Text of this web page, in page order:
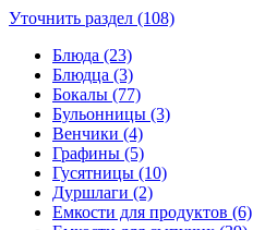
Уточнить раздел (108)
Блюда (23)
Блюдца (3)
Бокалы (77)
Бульонницы (3)
Венчики (4)
Графины (5)
Гусятницы (10)
Дуршлаги (2)
Емкости для продуктов (6)